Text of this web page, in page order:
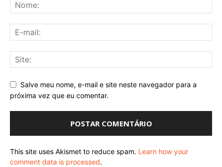
Salve meu nome, e-mail e site neste navegador para a
próxima vez que eu comentar.
This site uses Akismet to reduce spam. Learn how your
comment data is processed.